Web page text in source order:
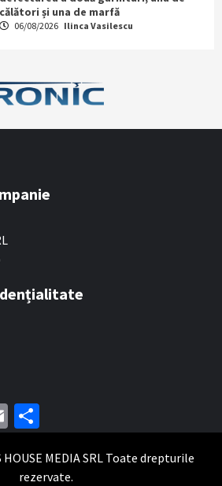
călători și una de marfă
06/08/2026 Ilinca Vasilescu
Email
MEDIA SRL Toate drepturile
rezervate.